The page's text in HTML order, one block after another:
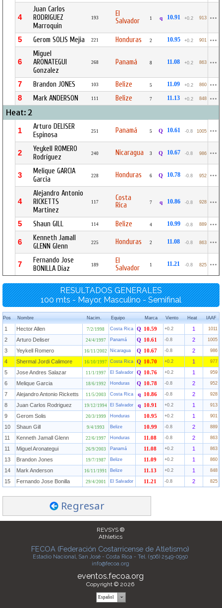
4
Juan Carlos
RODRIGUEZ
Marroquin
193
El
Salvador
1 q 10.91 +0.2 913
5 Gerom SOLIS Mejia 221 Honduras 2 10.95 +0.2 901
6
Miguel
ARONATEGUI
Gonzalez
268 Panamá 8 11.08 +0.2 863
7 Brandon JONES 103 Belize 5 11.09 +0.2 860
8 Mark ANDERSON 111 Belize 7 11.13 +0.2 848
Heat: 2
1
Arturo DELISER
Espinosa
251 Panamá 5 Q 10.61 -0.8 1005
2
Yeykell ROMERO
Rodríguez
240 Nicaragua 3 Q 10.67 -0.8 986
3
Melique GARCIA
Garcia
228 Honduras 6 Q 10.78 -0.8 952
4
Alejandro Antonio
RICKETTS
Martinez
117
Costa
Rica
7 q 10.86 -0.8 928
5 Shaun GILL 114 Belize 4 10.99 -0.8 889
6
Kenneth Jamall
GLENN Glenn
225 Honduras 2 11.08 -0.8 863
7
Fernando Jose
BONILLA Diaz
189
El
Salvador
1 11.21 -0.8 825
RESULTADOS GENERALES
100 mts - Mayor, Masculino - Semifinal
Pos Nombre Nacim. Equipo Marca Viento Heat IAAF
1 Hector Allen 7/2/1998 Costa Rica Q 10.59 +0.2 1 1011
2 Arturo Deliser 24/4/1997 Panamá Q 10.61 -0.8 2 1005
3 Yeykell Romero 16/11/2002 Nicaragua Q 10.67 -0.8 2 986
4 Shermal Jordi Calimore 16/10/1997 Costa Rica Q 10.70 +0.2 1 977
5 Jose Andres Salazar 11/1/1997 El Salvador Q 10.76 +0.2 1 959
6 Melique Garcia 18/6/1992 Honduras Q 10.78 -0.8 2 952
7 Alejandro Antonio Ricketts 11/5/2003 Costa Rica q 10.86 -0.8 2 928
8 Juan Carlos Rodriguez 19/12/1994 El Salvador q 10.91 +0.2 1 913
9 Gerom Solis 20/3/1999 Honduras 10.95 +0.2 1 901
10 Shaun Gill 9/4/1993 Belize 10.99 -0.8 2 889
11 Kenneth Jamall Glenn 22/6/1997 Honduras 11.08 -0.8 2 863
11 Miguel Aronategui 26/9/2003 Panamá 11.08 +0.2 1 863
13 Brandon Jones 19/7/1987 Belize 11.09 +0.2 1 860
14 Mark Anderson 16/11/1991 Belize 11.13 +0.2 1 848
15 Fernando Jose Bonilla 29/4/2001 El Salvador 11.21 -0.8 2 825
Regresar
REVSYS ®
Athletics
FECOA (Federación Costarricense de Atletismo)
Estadio Nacional, San José - Costa Rica - Tel. (506) 2549-0950
info@fecoa.org
eventos.fecoa.org
Copyright © 2026